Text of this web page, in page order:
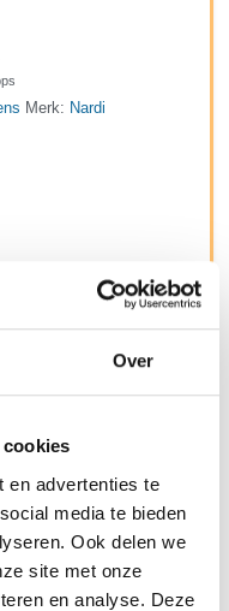
Over
en advertenties te
media te bieden
Ook delen we
site met onze
en analyse. Deze
Merk: Nardi
ALTERNATIEVE
– Corallo